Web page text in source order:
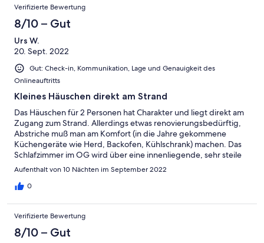
Verifizierte Bewertung
8/10 – Gut
Urs W.
20. Sept. 2022
Gut: Check-in, Kommunikation, Lage und Genauigkeit des
Onlineauftritts
Kleines Häuschen direkt am Strand
Das Häuschen für 2 Personen hat Charakter und liegt direkt am
Zugang zum Strand. Allerdings etwas renovierungsbedürftig,
Abstriche muß man am Komfort (in die Jahre gekommene
Küchengeräte wie Herd, Backofen, Kühlschrank) machen. Das
Schlafzimmer im OG wird über eine innenliegende, sehr steile
und schmale Treppe erreicht. Vom Schlafzimmer aus hat man
einen schönen Blick aufs Meer und auf dem kleinen Balkon
finden 2 Personen Platz. Die Vermieterin ist sehr freundlich und
Ausstattung schon hoch, dass muß einem die wirklich schöne
Lage halt wert sein. Wir haben unseren Aufenthalt jedenfalls
sehr genossen.
Aufenthalt von 10 Nächten im September 2022
0
Verifizierte Bewertung
8/10 – Gut